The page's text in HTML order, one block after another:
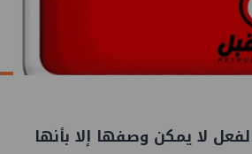
لا يمكن وصفها إلا بأنها